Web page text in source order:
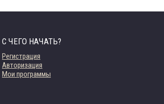
С ЧЕГО НАЧАТЬ?
Регистрация
Авторизация
Мои программы